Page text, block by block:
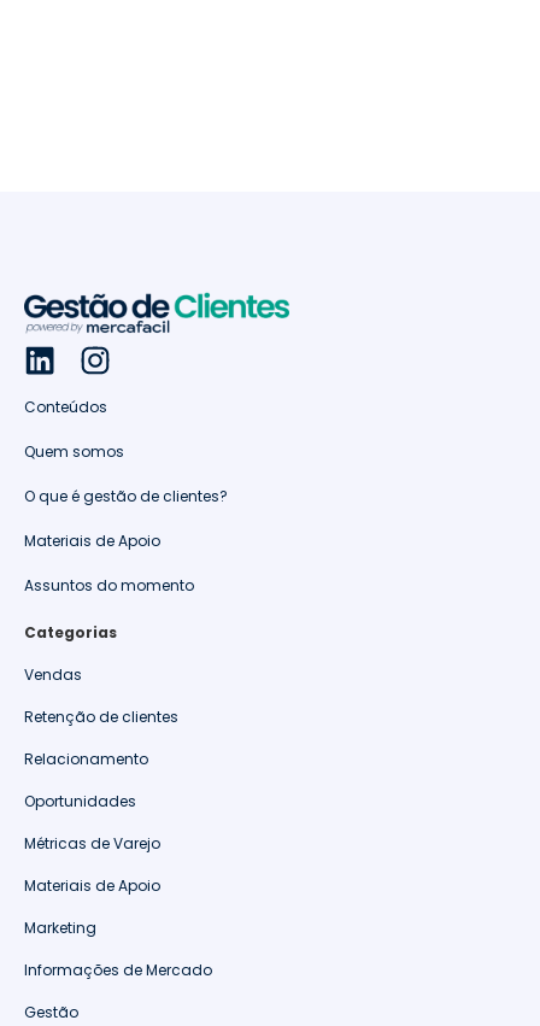
Conteúdos
Quem somos
O que é gestão de clientes?
Materiais de Apoio
Assuntos do momento
Categorias
Vendas
Retenção de clientes
Relacionamento
Oportunidades
Métricas de Varejo
Materiais de Apoio
Marketing
Informações de Mercado
Gestão